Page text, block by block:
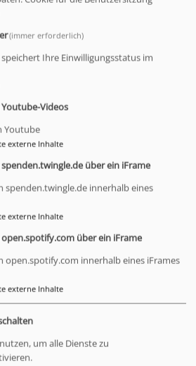
zerstört und durch das
(früher wurden Menschen
mit der
ausgestattet. Das Alte ist
Kraft bekommt, wenn ein
sich für die Taufe entscheidet...
Identität in Gott: Sie werden
einzigen und
"Gott spricht: Du bist mein
habe ich Wohlgefallen!"
über die Taufe in unserer
wir in St. Matthäus in einem
Meistens ist das am Sonntag
den Gottesdiensten - also
Uhr. Es kann aber auch im
10.00 Uhr sein. Natürlich geht
jeder andere Tag der Woche.
(immer erforderlich)
Ihre Einwilligungsstatus im
Videos
Youtube
externe Inhalte
über ein iFrame
spenden.twingle.de innerhalb eines
externe Inhalte
über ein iFrame
open.spotify.com innerhalb eines iFrames
externe Inhalte
um alle Dienste zu